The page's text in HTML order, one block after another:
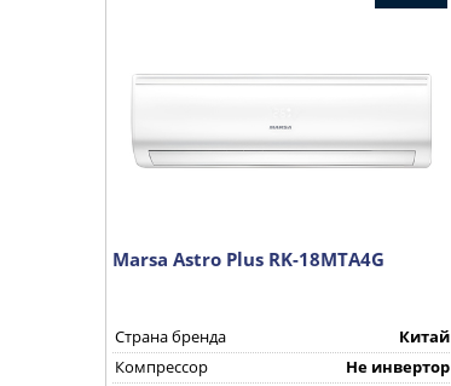
Marsa Astro Plus RK-18MTA4G
Страна бренда
Китай
Компрессор
Не инвертор